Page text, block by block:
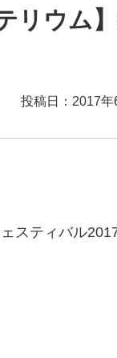
リウム
投稿日：2017
スティバル